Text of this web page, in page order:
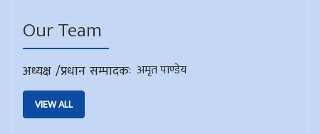
Our Team
अध्यक्ष /प्रधान सम्पादक: अमृत पाण्डेय
VIEW ALL